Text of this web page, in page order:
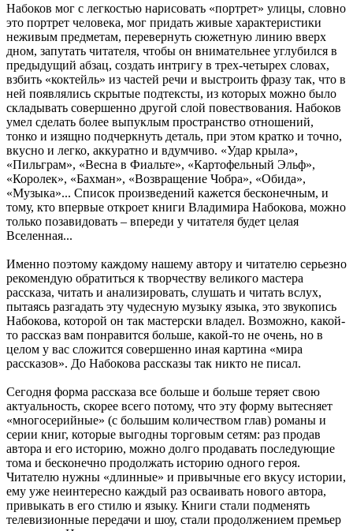
Набоков мог с легкостью нарисовать «портрет» улицы, словно
это портрет человека, мог придать живые характеристики
неживым предметам, перевернуть сюжетную линию вверх
дном, запутать читателя, чтобы он внимательнее углубился в
предыдущий абзац, создать интригу в трех-четырех словах,
взбить «коктейль» из частей речи и выстроить фразу так, что в
ней появлялись скрытые подтексты, из которых можно было
складывать совершенно другой слой повествования. Набоков
умел сделать более выпуклым пространство отношений,
тонко и изящно подчеркнуть деталь, при этом кратко и точно,
вкусно и легко, аккуратно и вдумчиво. «Удар крыла»,
«Пильграм», «Весна в Фиальте», «Картофельный Эльф»,
«Королек», «Бахман», «Возвращение Чобра», «Обида»,
«Музыка»... Список произведений кажется бесконечным, и
тому, кто впервые откроет книги Владимира Набокова, можно
только позавидовать – впереди у читателя будет целая
Вселенная...
Именно поэтому каждому нашему автору и читателю серьезно
рекомендую обратиться к творчеству великого мастера
рассказа, читать и анализировать, слушать и читать вслух,
пытаясь разгадать эту чудесную музыку языка, это звукопись
Набокова, которой он так мастерски владел. Возможно, какой-
то рассказ вам понравится больше, какой-то не очень, но в
целом у вас сложится совершенно иная картина «мира
рассказов». До Набокова рассказы так никто не писал.
Сегодня форма рассказа все больше и больше теряет свою
актуальность, скорее всего потому, что эту форму вытесняет
«многосерийные» (с большим количеством глав) романы и
серии книг, которые выгодны торговым сетям: раз продав
автора и его историю, можно долго продавать последующие
тома и бесконечно продолжать историю одного героя.
Читателю нужны «длинные» и привычные его вкусу истории,
ему уже неинтересно каждый раз осваивать нового автора,
привыкать в его стилю и языку. Книги стали подменять
телевизионные передачи и шоу, стали продолжением премьер